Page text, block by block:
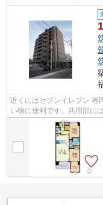
近くにはセブンイレブン 福
い物に便利です。共用部に
ります。バス停徒歩3分以内